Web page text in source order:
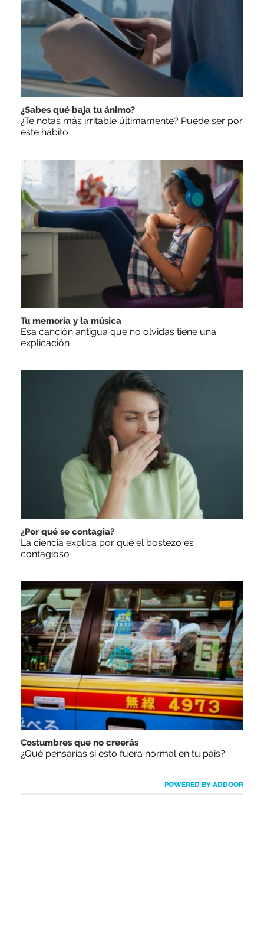
¿Sabes qué baja tu ánimo?
¿Te notas más irritable últimamente? Puede ser por
este hábito
Tu memoria y la música
Esa canción antigua que no olvidas tiene una
explicación
¿Por qué se contagia?
La ciencia explica por qué el bostezo es
contagioso
Costumbres que no creerás
¿Qué pensarías si esto fuera normal en tu país?
POWERED BY ADDOOR